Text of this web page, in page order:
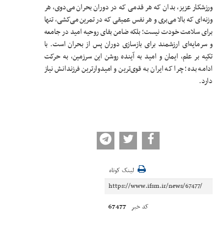
ورزشکار عزیز، بدان که هر قدمی که در دوران بحران می‌دوی، هر
وزنه‌ای که بالا می‌بری و هر نفس عمیقی که در تمرین می‌کشی، تنها
برای سلامت خودت نیست؛ بلکه ضامن بقای روحیه امید در جامعه
و سرمایه‌ای ارزشمند برای بازسازی دوران پس از بحران است. با
تکیه بر علم، ایمان و امید به آینده روشن این سرزمین، به حرکت
ادامه بده؛ چرا که ایران به قوی‌ترین و امیدوارترین فرزندانش نیاز
دارد.
لینک کوتاه
کد خبر 67477